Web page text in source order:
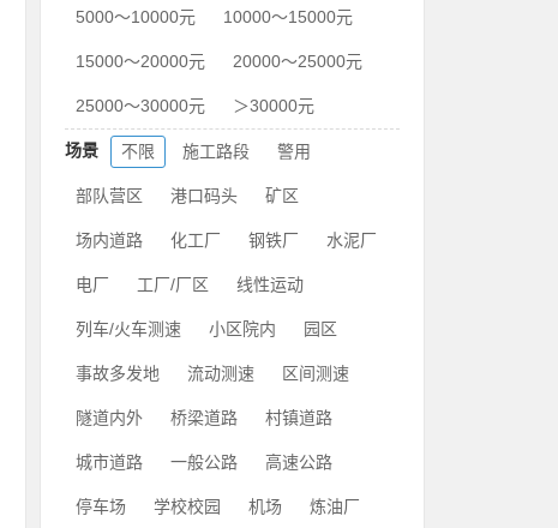
5000～10000元 10000～15000元
15000～20000元 20000～25000元
25000～30000元 ＞30000元
场景 不限 施工路段 警用
部队营区 港口码头 矿区
场内道路 化工厂 钢铁厂 水泥厂
电厂 工厂/厂区 线性运动
列车/火车测速 小区院内 园区
事故多发地 流动测速 区间测速
隧道内外 桥梁道路 村镇道路
城市道路 一般公路 高速公路
停车场 学校校园 机场 炼油厂